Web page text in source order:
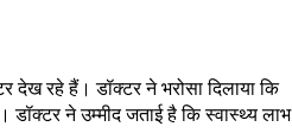
रहे हैं। डॉक्टर ने भरोसा दिलाया कि
ने उम्मीद जताई है कि स्वास्थ्य लाभ